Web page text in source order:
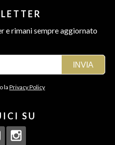
e rimani sempre aggiornato
la Privacy Policy
SU